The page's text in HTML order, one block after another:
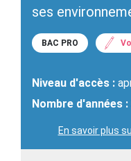
ses
BAC PRO
Niveau d'accès :
Nombre d'années :
En savoir plus